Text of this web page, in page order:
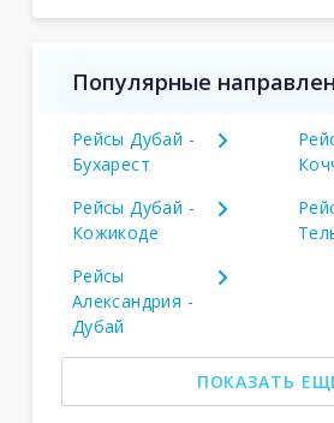
Популярные
Рейсы Дубай -
Бухарест
Рейсы Дубай -
Кожикоде
Рейсы
Александрия -
Дубай
ПОКАЗАТЬ